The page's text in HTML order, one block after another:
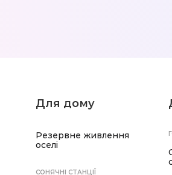
Для дому
Резервне живлення
оселі
СОНЯЧНІ СТАНЦІЇ